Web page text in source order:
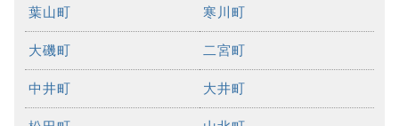
葉山町 寒川町
大磯町 二宮町
中井町 大井町